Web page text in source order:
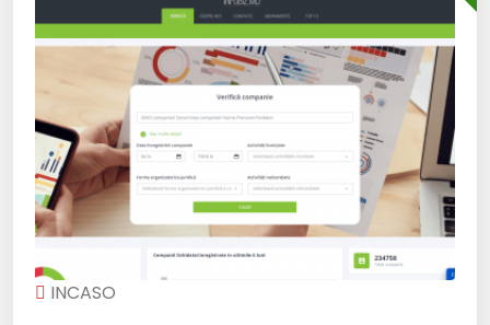
INCASO